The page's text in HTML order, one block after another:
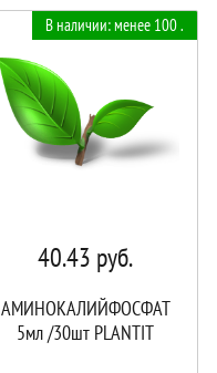
В наличии: менее 100 .
40.43 руб.
АМИНОКАЛИЙФОСФАТ
5мл /30шт PLANTIT